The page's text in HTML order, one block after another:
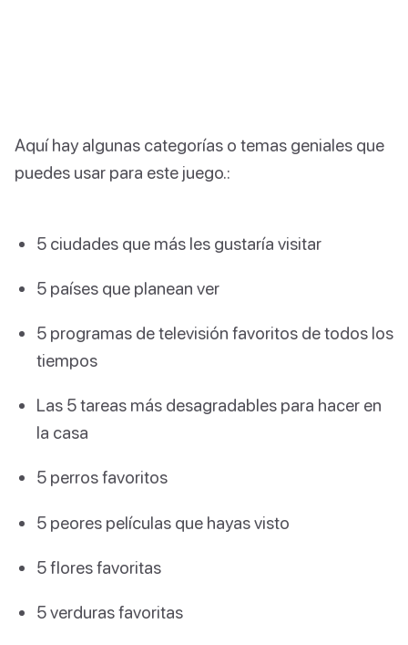
Aquí hay algunas categorías o temas geniales que
puedes usar para este juego.:
5 ciudades que más les gustaría visitar
5 países que planean ver
5 programas de televisión favoritos de todos los
tiempos
Las 5 tareas más desagradables para hacer en
la casa
5 perros favoritos
5 peores películas que hayas visto
5 flores favoritas
5 verduras favoritas